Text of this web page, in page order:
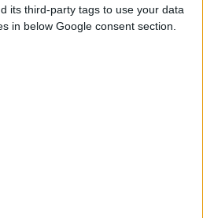
its third-party tags to use your data
in below Google consent section.